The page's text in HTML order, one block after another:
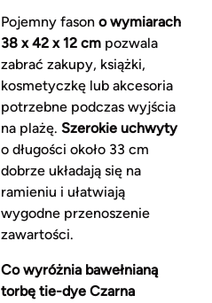
Pojemny fason o wymiarach
38 x 42 x 12 cmpozwala
zabrać zakupy, książki,
kosmetyczkę lub akcesoria
potrzebne podczas wyjścia
na plażę. Szerokie uchwyty
o długości około 33 cm
dobrze układają się na
ramieniu i ułatwiają
wygodne przenoszenie
zawartości.
Co wyróżnia bawełnianą
torbę tie-dye Czarna